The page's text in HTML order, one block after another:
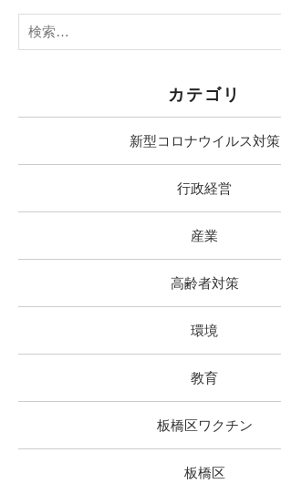
カテゴリ
新型コロナウイルス対策
行政経営
産業
高齢者対策
環境
教育
板橋区ワクチン
板橋区